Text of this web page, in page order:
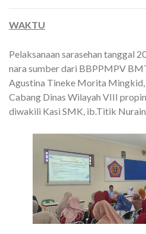
WAKTU
Pelaksanaan sarasehan tanggal
nara sumber dari BBPPMPV
Agustina Tineke Morita Mingkid,
Cabang Dinas Wilayah VIII
diwakili Kasi SMK, ib.Titik